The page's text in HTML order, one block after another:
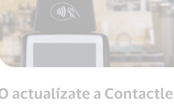
actualízate a